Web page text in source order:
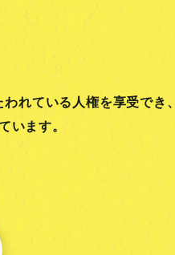
れている人権を享受でき、
います。